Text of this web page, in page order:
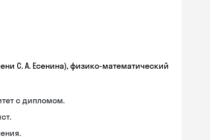
С. А. Есенина), физико-математический
с дипломом.